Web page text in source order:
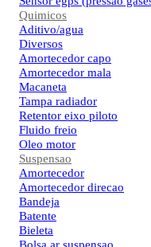
Quimicos
Aditivo/agua
Diversos
Amortecedor capo
Amortecedor mala
Macaneta
Tampa radiador
Retentor eixo piloto
Fluido freio
Oleo motor
Suspensao
Amortecedor
Amortecedor direcao
Bandeja
Batente
Bieleta